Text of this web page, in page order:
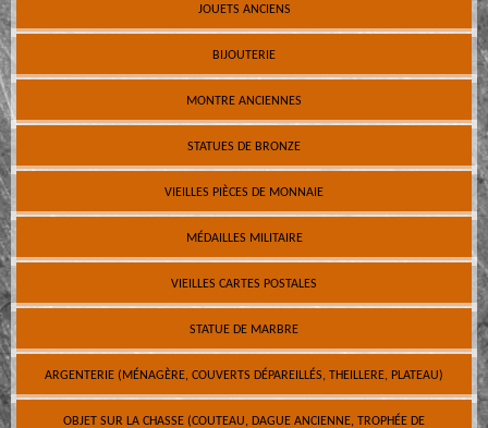
JOUETS ANCIENS
BIJOUTERIE
MONTRE ANCIENNES
STATUES DE BRONZE
VIEILLES PIÈCES DE MONNAIE
MÉDAILLES MILITAIRE
VIEILLES CARTES POSTALES
STATUE DE MARBRE
ARGENTERIE (MÉNAGÈRE, COUVERTS DÉPAREILLÉS, THEILLERE, PLATEAU)
OBJET SUR LA CHASSE (COUTEAU, DAGUE ANCIENNE, TROPHÉE DE